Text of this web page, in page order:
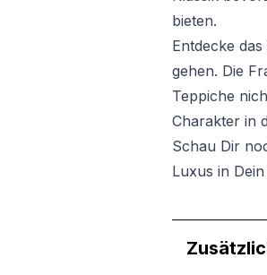
bieten.
Entdecke
gehen. Die
Teppiche
Charakter in
Schau Dir
Luxus in